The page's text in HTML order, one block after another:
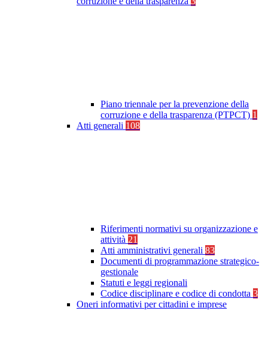
Piano triennale per la prevenzione della
corruzione e della trasparenza (PTPCT) 1
Atti generali 108
Riferimenti normativi su organizzazione e
attività 21
Atti amministrativi generali 83
Documenti di programmazione strategico-
gestionale
Statuti e leggi regionali
Codice disciplinare e codice di condotta 3
Oneri informativi per cittadini e imprese